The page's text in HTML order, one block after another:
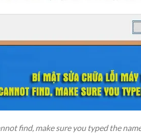
find, make sure you typed the